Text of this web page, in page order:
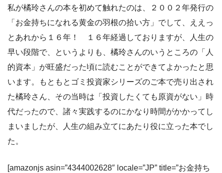
私が橘玲さんの本を初めて触れたのは、２００２年発行の
「お金持ちになれる黄金の羽根の拾い方」でして、ええっ
とあれから１６年！ １６年経過しておりますが、人生の
早い段階で、というよりも、橘玲さんのいうところの「人
的資本」が旺盛だった頃に読むことができてよかったと思
います。もともとゴミ投資家シリーズのご本で売り出され
た橘玲さん、その当時は「投資したくても原資がない」時
代だったので、諸々実践するのにかなり時間がかかってし
まいましたが、人生の組み立てにあたり役に立った本でし
た。
[amazonjs asin=”4344002628″ locale=”JP” title=”お金持ち